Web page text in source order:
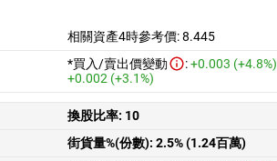
相關資產4時參考價:8.445
*買入/賣出價變動 :+0.003 (+4.8%)
+0.002 (+3.1%)
換股比率: 10
街貨量%(份數): 2.5% (1.24百萬)